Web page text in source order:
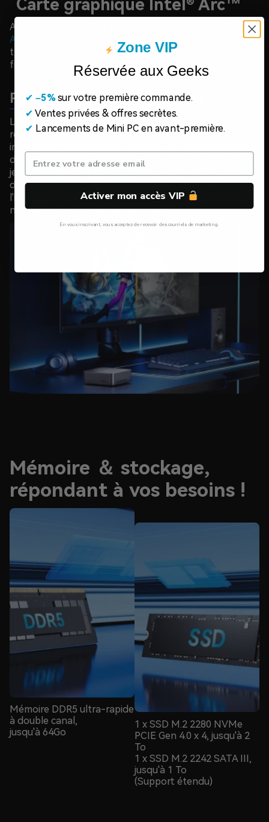
Carte graphique Intel® Arc™
Avec une architecture améliorée, les
graphiques Intel®
Arc™
offrent une puissance de calcul IA inégalée et un
traçage de rayons en temps réel pour des jeux et des
films immersifs.
Prise en charge du Ray Tracing
Le Ray Tracing
est une technologie graphique
révolutionnaire qui rend les effets d'éclairage virtuels
incroyablement réalistes. Il simule la lumière réelle pour
des réfractions et des ombres saisissantes. Dans les
jeux, les films et la réalité virtuelle, cette technologie
donne vie à la lumière et aux ombres, améliorant ainsi
l'immersion et l'impact visuel. Le Ray Tracing établit une
nouvelle norme d'excellence visuelle.
Mémoire ＆ stockage,
répondant à vos besoins !
Mémoire DDR5 ultra-rapide
à double canal,
jusqu'à 64Go
1 x SSD M.2 2280 NVMe
PCIE Gen 4.0 x 4, jusqu'à 2
To
1 x SSD M.2 2242 SATA III,
jusqu'à 1 To
(Support étendu)
Zone VIP
Réservée aux Geeks
✔ –5%sur votre première commande.
✔ Ventes privées & offres secrètes.
✔ Lancements de Mini PC en avant-première.
Activer mon accès VIP
En vous inscrivant, vous acceptez de recevoir des courriels de marketing.